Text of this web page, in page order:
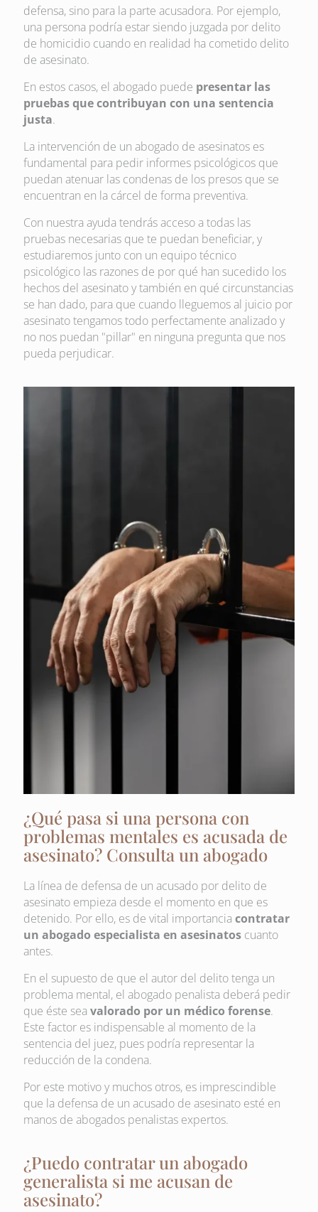
defensa, sino para la parte acusadora. Por ejemplo,
una persona podría estar siendo juzgada por delito
de homicidio cuando en realidad ha cometido delito
de asesinato.
En estos casos, el abogado puede presentar las
pruebas que contribuyan con una sentencia
justa.
La intervención de un abogado de asesinatos es
fundamental para pedir informes psicológicos que
puedan atenuar las condenas de los presos que se
encuentran en la cárcel de forma preventiva.
Con nuestra ayuda tendrás acceso a todas las
pruebas necesarias que te puedan beneficiar, y
estudiaremos junto con un equipo técnico
psicológico las razones de por qué han sucedido los
hechos del asesinato y también en qué circunstancias
se han dado, para que cuando lleguemos al juicio por
asesinato tengamos todo perfectamente analizado y
no nos puedan "pillar" en ninguna pregunta que nos
pueda perjudicar.
¿Qué pasa si una persona con
problemas mentales es acusada de
asesinato? Consulta un abogado
La línea de defensa de un acusado por delito de
asesinato empieza desde el momento en que es
detenido. Por ello, es de vital importancia contratar
un abogado especialista en asesinatos cuanto
antes.
En el supuesto de que el autor del delito tenga un
problema mental, el abogado penalista deberá pedir
que éste sea valorado por un médico forense.
Este factor es indispensable al momento de la
sentencia del juez, pues podría representar la
reducción de la condena.
Por este motivo y muchos otros, es imprescindible
que la defensa de un acusado de asesinato esté en
manos de abogados penalistas expertos.
¿Puedo contratar un abogado
generalista si me acusan de
asesinato?